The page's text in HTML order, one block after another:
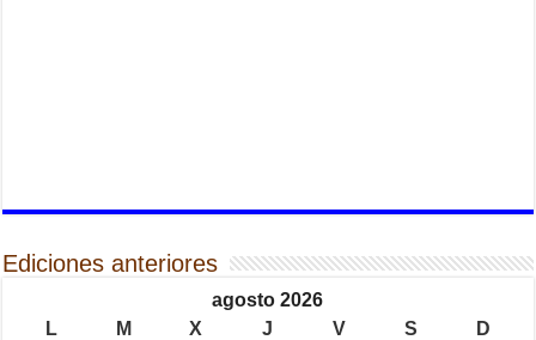
Ediciones anteriores
agosto 2026
L
M X J V S
D